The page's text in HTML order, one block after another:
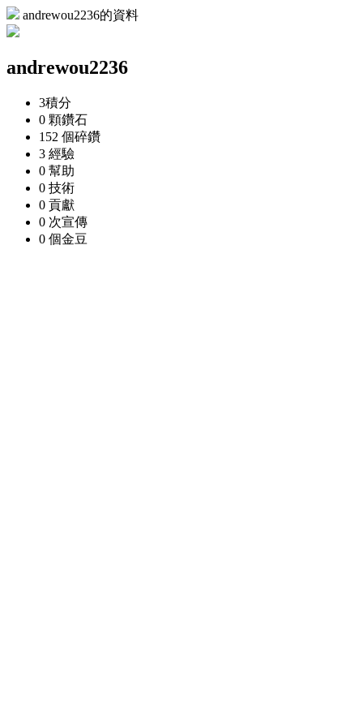
andrewou2236的資料
andrewou2236
3積分
0 顆鑽石
152 個碎鑽
3 經驗
0 幫助
0 技術
0 貢獻
0 次宣傳
0 個金豆